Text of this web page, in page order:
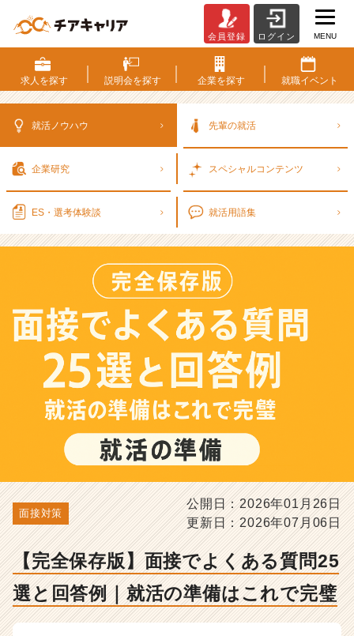
全
保
存
く
2
5
選
回
答
例
｜
就
活
の
準
完
璧
-
選
考
会員登録 ログイン MENU
求人を探す 説明会を探す 企業を探す 就職イベント
就活ノウハウ 先輩の就活
企業研究 スペシャルコンテンツ
ES・選考体験談 就活用語集
面接対策
公開日：2026年01月26日
更新日：2026年07月06日
【完全保存版】面接でよくある質問25
選と回答例｜就活の準備はこれで完璧